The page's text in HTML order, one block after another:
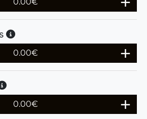
0.00€
0.00€